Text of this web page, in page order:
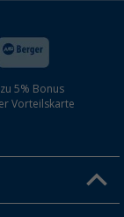
5% Bonus
Vorteilskarte